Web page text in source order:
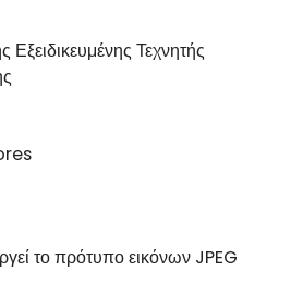
Τεχνητής
το πρότυπο εικόνων JPEG